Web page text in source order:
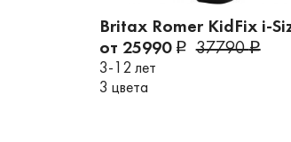
Britax Romer KidFix i-
от 25990
37790
3-12 лет
3 цвета